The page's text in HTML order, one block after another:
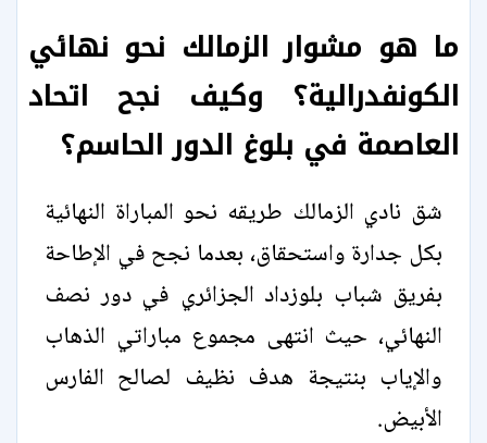
ما هو مشوار الزمالك نحو نهائي
الكونفدرالية؟ وكيف نجح اتحاد
العاصمة في بلوغ الدور الحاسم؟
شق نادي الزمالك طريقه نحو المباراة النهائية
بكل جدارة واستحقاق، بعدما نجح في الإطاحة
بفريق شباب بلوزداد الجزائري في دور نصف
النهائي، حيث انتهى مجموع مباراتي الذهاب
والإياب بنتيجة هدف نظيف لصالح الفارس
الأبيض.